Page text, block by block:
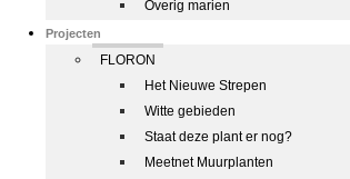
Overig marien
Projecten
FLORON
Het Nieuwe Strepen
Witte gebieden
Staat deze plant er nog?
Meetnet Muurplanten